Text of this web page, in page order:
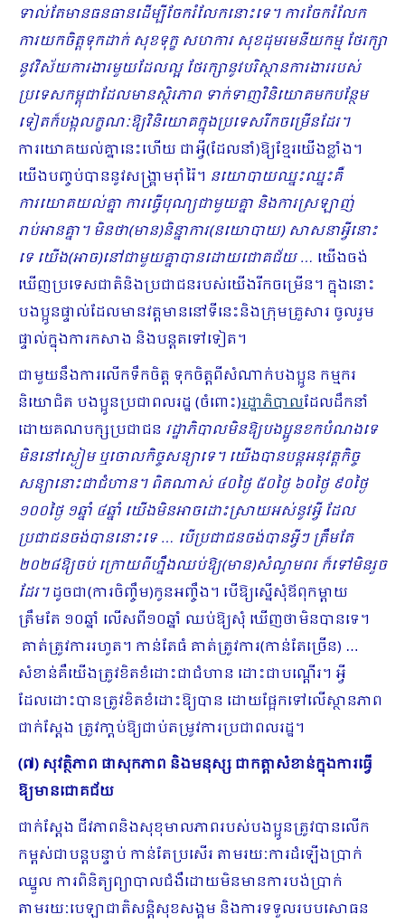
ទាល់តែមានធនធានដើម្បីចែករំលែកនោះទេ។ ការចែករំលែក
ការយកចិត្តទុកដាក់ សុខទុក្ខ សហការ សុខដុមរមនីយកម្ម ថែរក្សា
នូវវិស័យការងារមួយដែលល្អ ថែរក្សានូវបរិស្ថាន​ការងាររបស់
ប្រទេសកម្ពុជាដែលមានស្ថិរភាព ទាក់ទាញវិនិយោគមកបន្ថែម
ទៀតក៏បង្កលក្ខណៈឱ្យវិនិយោគ​ក្នុងប្រទេសរីកចម្រើនដែរ។
ការយោគយល់គ្នានេះហើយ ជាអ្វី(ដែលនាំ)ឱ្យខ្មែរយើងខ្លាំង។
យើងបញ្ចប់បាន​នូវសង្គ្រាមរ៉ាំរ៉ៃ។ នយោបាយឈ្នះឈ្នះគឺ
ការយោគយល់គ្នា ការធ្វើបុណ្យជាមួយគ្នា និងការស្រឡាញ់
រាប់អាន​គ្នា។ មិនថា(មាន)និន្នាការ(នយោបាយ) សាសនាអ្វីនោះ
ទេ យើង(អាច)នៅជាមួយគ្នាបានដោយជោគជ័យ … យើងចង់
ឃើញប្រទេសជាតិនិងប្រជាជនរបស់យើងរីកចម្រើន។ ក្នុងនោះ
បងប្អូនផ្ទាល់ដែលមានវត្ដមាននៅទីនេះនិងក្រុមគ្រួសារ ចូលរួម
ផ្ទាល់ក្នុងការកសាង និងបន្ដតទៅទៀត។
ជាមួយនឹងការលើក​ទឹក​ចិត្ត ទុកចិត្តពីសំណាក់បងប្អូន កម្មករ
និយោជិត បងប្អូនប្រជាពលរដ្ឋ (ចំពោះ)រដ្ឋាភិបាលដែលដឹកនាំ
ដោយ​គណបក្សប្រជាជន រដ្ឋាភិបាលមិនឱ្យបងប្អូនខកបំណងទេ
មិននៅស្ងៀម ឬចោលកិច្ចសន្យាទេ។ យើងបានបន្តអនុវត្ដកិច្ច
សន្យានោះជាជំហាន។ ពិតណាស់ ៤០ថ្ងៃ ៥០ថ្ងៃ ៦០ថ្ងៃ ៩០ថ្ងៃ
១០០ថ្ងៃ ១ឆ្នាំ ៤ឆ្នាំ យើងមិនអាចដោះស្រាយអស់នូវអ្វី ដែល
ប្រជាជនចង់បាននោះទេ … បើប្រជាជនចង់បានអ្វីៗ ត្រឹមតែ
២០២៨ឱ្យចប់ ក្រោយពីហ្នឹងឈប់​ឱ្យ(មាន)សំណូមពរ ក៏ទៅមិនរួច
ដែរ។ដូចជា(ការចិញ្ចឹម)កូនអញ្ចឹង។ បើឱ្យស្នើសុំឪពុកម្ដាយ
ត្រឹមតែ ១០ឆ្នាំ លើសពី១០ឆ្នាំ ឈប់ឱ្យសុំ ឃើញថាមិនបានទេ។
គាត់ត្រូវការរហូត។ កាន់តែធំ គាត់ត្រូវការ(កាន់តែច្រើន) …
សំខា​ន់គឺយើងត្រូវខិតខំដោះជាជំហាន ដោះជាបណ្ដើរ។ អ្វី
ដែលដោះបានត្រូវខិតខំដោះឱ្យបាន ដោយផ្អែកទៅលើស្ថានភាព
ជាក់ស្ដែង ត្រូវកា្ដប់​ឱ្យជាប់តម្រូវការប្រជាពលរដ្ឋ។​
(៧) សុវត្ថិភាព ផាសុកភាព និងមនុស្ស ជាកត្តាសំខាន់ក្នុងការធ្វើ
ឱ្យមានជោគជ័យ
ជាក់ស្ដែង ជីវភាពនិងសុខុមាលភាពរបស់បងប្អូនត្រូវបានលើក
កម្ពស់ជាបន្ដបន្ទាប់ កាន់តែប្រសើរ តាមរយៈការដំឡើងប្រាក់
ឈ្នួល ការពិនិត្យព្យាបាលជំងឺដោយមិនមានការបង់ប្រាក់
តាមរយៈ​បេឡាជាតិសន្ដិសុខសង្គម និងការទទួលរបបសោធន